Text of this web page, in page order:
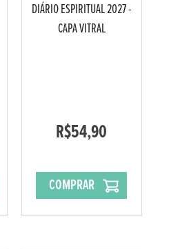
DIÁRIO ESPIRITUAL 2027 -
CAPA VITRAL
R$54,90
COMPRAR